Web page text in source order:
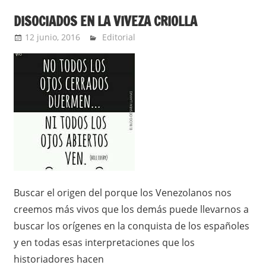
DISOCIADOS EN LA VIVEZA CRIOLLA
12 junio, 2016 admin
Editorial
Buscar el origen del porque los Venezolanos nos
creemos más vivos que los demás puede llevarnos a
buscar los orígenes en la conquista de los españoles
y en todas esas interpretaciones que los
historiadores hacen